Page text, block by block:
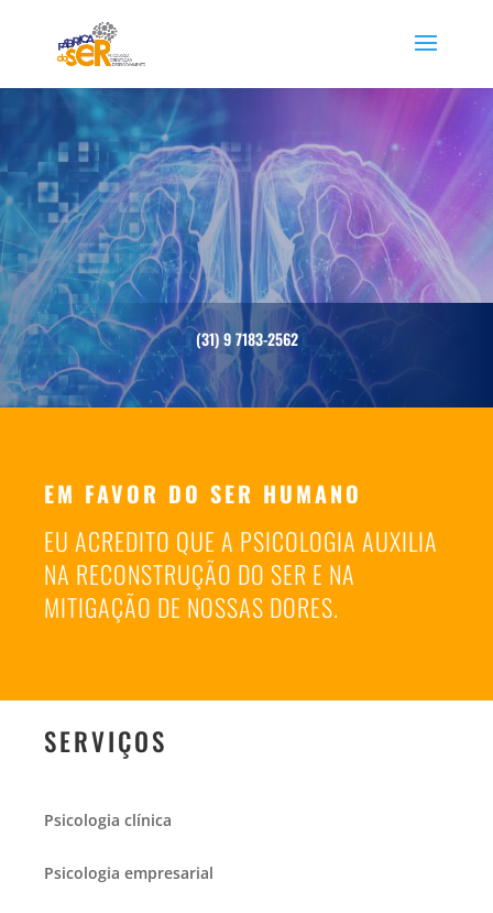
(31) 9 7183-2562
EM FAVOR DO SER HUMANO
EU ACREDITO QUE A PSICOLOGIA AUXILIA
NA RECONSTRUÇÃO DO SER E NA
MITIGAÇÃO DE NOSSAS DORES.
SERVIÇOS
Psicologia clínica
Psicologia empresarial